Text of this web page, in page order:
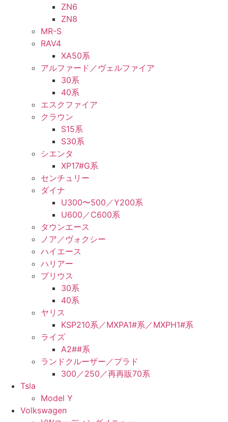
ZN6
ZN8
MR-S
RAV4
XA50系
アルファード／ヴェルファイア
30系
40系
エスクファイア
クラウン
S15系
S30系
シエンタ
XP17#G系
センチュリー
ダイナ
U300〜500／Y200系
U600／C600系
タウンエース
ノア／ヴォクシー
ハイエース
ハリアー
プリウス
30系
40系
ヤリス
KSP210系／MXPA1#系／MXPH1#系
ライズ
A2##系
ランドクルーザー／プラド
300／250／再再販70系
Tsla
Model Y
Volkswagen